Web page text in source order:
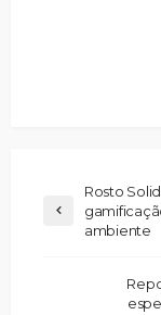
Rosto
ambiente